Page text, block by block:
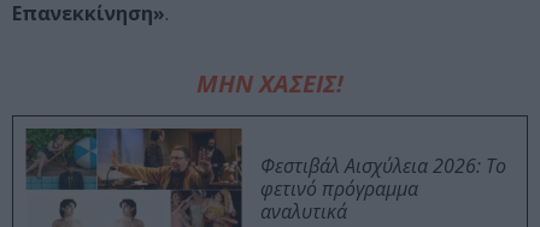
Επανεκκίνηση».
ΜΗΝ ΧΑΣΕΙΣ!
Φεστιβάλ Αισχύλεια 2026: Το
φετινό πρόγραμμα
αναλυτικά